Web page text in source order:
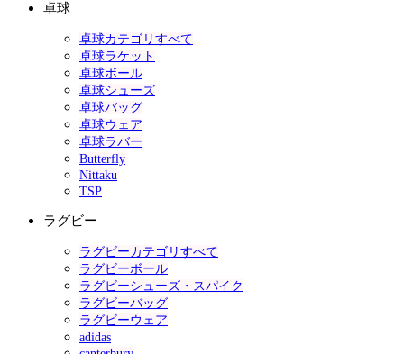
卓球
卓球カテゴリすべて
卓球ラケット
卓球ボール
卓球シューズ
卓球バッグ
卓球ウェア
卓球ラバー
Butterfly
Nittaku
TSP
ラグビー
ラグビーカテゴリすべて
ラグビーボール
ラグビーシューズ・スパイク
ラグビーバッグ
ラグビーウェア
adidas